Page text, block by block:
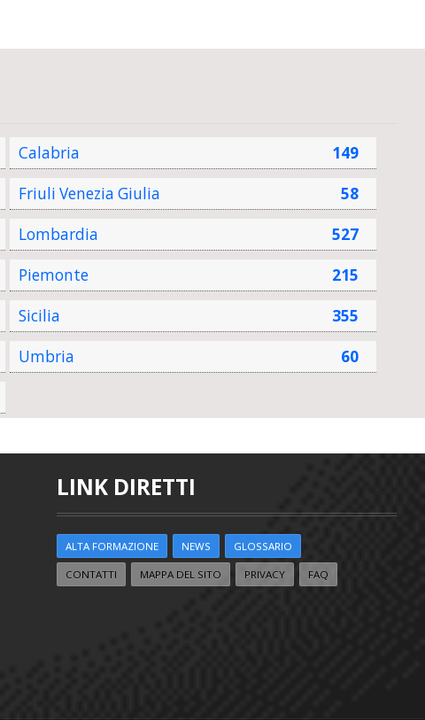
Calabria
149
Friuli Venezia Giulia
58
Lombardia
527
Piemonte
215
Sicilia
355
Umbria
60
LINK DIRETTI
ALTA FORMAZIONE NEWS GLOSSARIO
CONTATTI MAPPA DEL SITO PRIVACY FAQ